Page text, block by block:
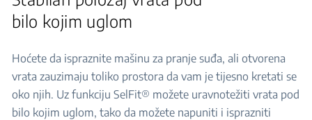
bilo kojim uglom
Hoćete da ispraznite mašinu za pranje suđa, ali otvorena
vrata zauzimaju toliko prostora da vam je tijesno kretati se
oko njih. Uz funkciju SelFit® možete uravnotežiti vrata pod
bilo kojim uglom, tako da možete napuniti i isprazniti